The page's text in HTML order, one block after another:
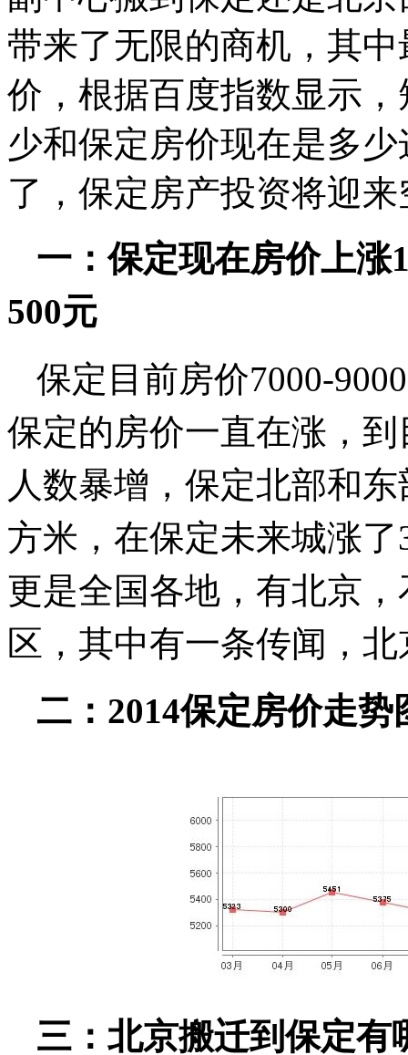
带来了无限的商机，其
价，根据百度指数显示
少和保定房价现在是多
了，保定房产投资将迎
一：保定现在房价上涨
500元
保定目前房价7000-
保定的房价一直在涨，
人数暴增，保定北部和
方米，在保定未来城涨
更是全国各地，有北京
区，其中有一条传闻，
二：2014保定房价走势
三：北京搬迁到保定有